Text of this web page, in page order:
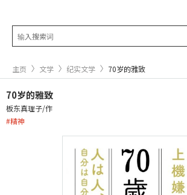
主页 文学 纪实文学 70岁的雅致
70岁的雅致
板东真理子/作
#精神